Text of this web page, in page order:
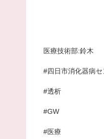
医療技術部:鈴木
#四日市消化器病
#透析
#GW
#医療